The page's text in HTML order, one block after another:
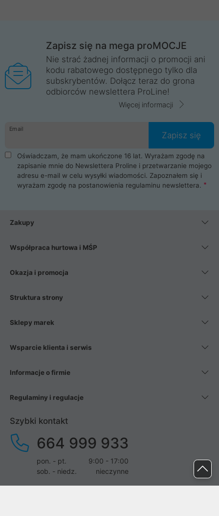
Zapisz się na mega proMOCJE
Nie strać żadnej informacji o promocji ani
kodu rabatowego dostępnego tylko dla
subskrybentów. Dołącz teraz do grona
odbiorców newslettera ProLine!
Więcej informacji
Email
Zapisz się
Oświadczam, że mam ukończone 16 lat. Wyrażam zgodę na
zapisanie mnie do Newslettera Proline i przetwarzanie mojego
adresu e-mail w celu wysyłki wiadomości. Zapoznałem się i
wyrażam zgodę na postanowienia regulaminu newslettera.
Zakupy
Współpraca hurtowa i MŚP
Okazja i promocja
Struktura strony
Sklepy marek
Wsparcie klienta i serwis
Informacje o firmie
Regulaminy i regulacje
Szybki kontakt
664 999 933
pon. - pt.
9:00 - 17:00
sob. - niedz.
nieczynne